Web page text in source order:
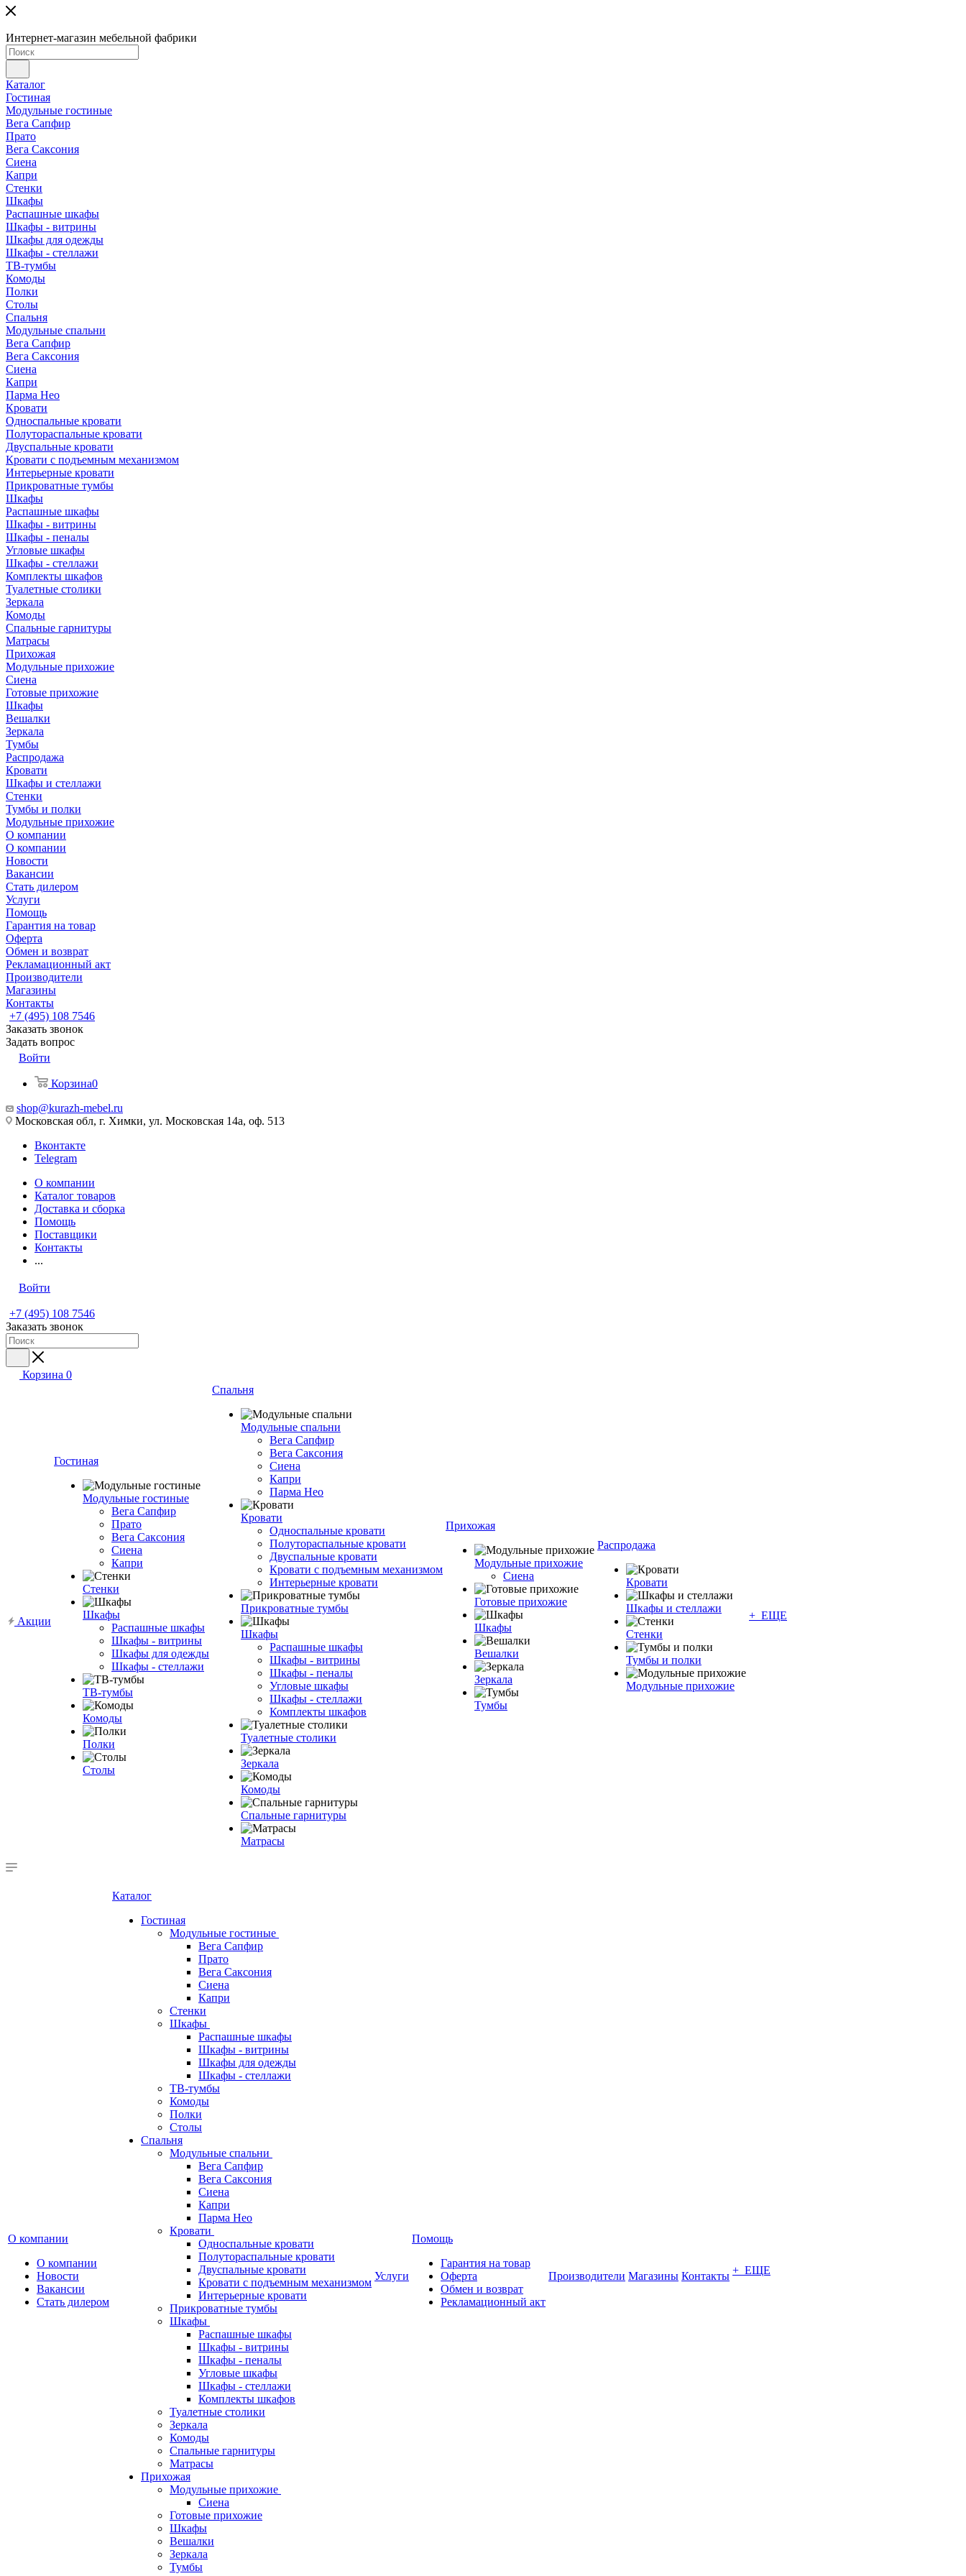
Интернет-магазин мебельной фабрики
Каталог
Гостиная
Модульные гостиные
Вега Сапфир
Прато
Вега Саксония
Сиена
Капри
Стенки
Шкафы
Распашные шкафы
Шкафы - витрины
Шкафы для одежды
Шкафы - стеллажи
ТВ-тумбы
Комоды
Полки
Столы
Спальня
Модульные спальни
Вега Сапфир
Вега Саксония
Сиена
Капри
Парма Нео
Кровати
Односпальные кровати
Полутораспальные кровати
Двуспальные кровати
Кровати с подъемным механизмом
Интерьерные кровати
Прикроватные тумбы
Шкафы
Распашные шкафы
Шкафы - витрины
Шкафы - пеналы
Угловые шкафы
Шкафы - стеллажи
Комплекты шкафов
Туалетные столики
Зеркала
Комоды
Спальные гарнитуры
Матрасы
Прихожая
Модульные прихожие
Сиена
Готовые прихожие
Шкафы
Вешалки
Зеркала
Тумбы
Распродажа
Кровати
Шкафы и стеллажи
Стенки
Тумбы и полки
Модульные прихожие
О компании
О компании
Новости
Вакансии
Стать дилером
Услуги
Помощь
Гарантия на товар
Оферта
Обмен и возврат
Рекламационный акт
Производители
Магазины
Контакты
+7 (495) 108 7546
Заказать звонок
Задать вопрос
Войти
Корзина0
shop@kurazh-mebel.ru
Московская обл, г. Химки, ул. Московская 14а, оф. 513
Вконтакте
Telegram
О компании
Каталог товаров
Доставка и сборка
Помощь
Поставщики
Контакты
...
Войти
+7 (495) 108 7546
Заказать звонок
Корзина 0
Акции
Гостиная
Модульные гостиные
Вега Сапфир
Прато
Вега Саксония
Сиена
Капри
Стенки
Шкафы
Распашные шкафы
Шкафы - витрины
Шкафы для одежды
Шкафы - стеллажи
ТВ-тумбы
Комоды
Полки
Столы
Спальня
Модульные спальни
Вега Сапфир
Вега Саксония
Сиена
Капри
Парма Нео
Кровати
Односпальные кровати
Полутораспальные кровати
Двуспальные кровати
Кровати с подъемным механизмом
Интерьерные кровати
Прикроватные тумбы
Шкафы
Распашные шкафы
Шкафы - витрины
Шкафы - пеналы
Угловые шкафы
Шкафы - стеллажи
Комплекты шкафов
Туалетные столики
Зеркала
Комоды
Спальные гарнитуры
Матрасы
Прихожая
Модульные прихожие
Сиена
Готовые прихожие
Шкафы
Вешалки
Зеркала
Тумбы
Распродажа
Кровати
Шкафы и стеллажи
Стенки
Тумбы и полки
Модульные прихожие
+ ЕЩЕ
О компании
О компании
Новости
Вакансии
Стать дилером
Каталог
Гостиная
Модульные гостиные
Вега Сапфир
Прато
Вега Саксония
Сиена
Капри
Стенки
Шкафы
Распашные шкафы
Шкафы - витрины
Шкафы для одежды
Шкафы - стеллажи
ТВ-тумбы
Комоды
Полки
Столы
Спальня
Модульные спальни
Вега Сапфир
Вега Саксония
Сиена
Капри
Парма Нео
Кровати
Односпальные кровати
Полутораспальные кровати
Двуспальные кровати
Кровати с подъемным механизмом
Интерьерные кровати
Прикроватные тумбы
Шкафы
Распашные шкафы
Шкафы - витрины
Шкафы - пеналы
Угловые шкафы
Шкафы - стеллажи
Комплекты шкафов
Туалетные столики
Зеркала
Комоды
Спальные гарнитуры
Матрасы
Прихожая
Модульные прихожие
Сиена
Готовые прихожие
Шкафы
Вешалки
Зеркала
Тумбы
Услуги
Помощь
Гарантия на товар
Оферта
Обмен и возврат
Рекламационный акт
Производители Магазины Контакты + ЕЩЕ